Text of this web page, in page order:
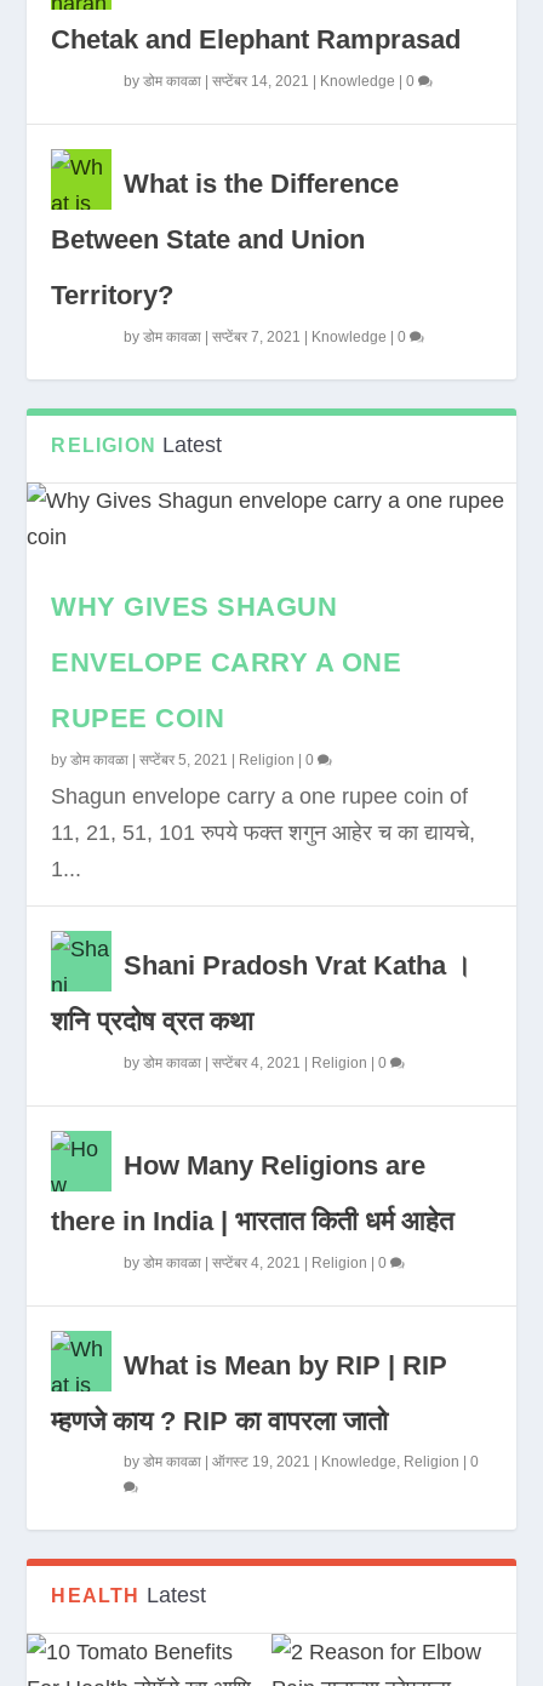
Chetak and Elephant Ramprasad
byडोम कावळा |सप्टेंबर 14, 2021 Knowledge |0
What is the Difference
Between State and Union
Territory?
byडोम कावळा |सप्टेंबर 7, 2021 Knowledge |0
RELIGION Latest
WHY GIVES SHAGUN
ENVELOPE CARRY A ONE
RUPEE COIN
byडोम कावळा |सप्टेंबर 5, 2021 Religion |0
Shagun envelope carry a one rupee coin of
11, 21, 51, 101 रुपये फक्त शगुन आहेर च का द्यायचे,
1...
Shani Pradosh Vrat Katha ।
शनि प्रदोष व्रत कथा
byडोम कावळा |सप्टेंबर 4, 2021 Religion |0
How Many Religions are
there in India | भारतात किती धर्म आहेत
byडोम कावळा |सप्टेंबर 4, 2021 Religion |0
What is Mean by RIP | RIP
म्हणजे काय ? RIP का वापरला जातो
byडोम कावळा |ऑगस्ट 19, 2021 Knowledge, Religion |0
HEALTH Latest